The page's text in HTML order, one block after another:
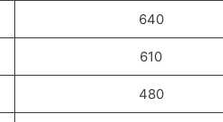
640
610
480